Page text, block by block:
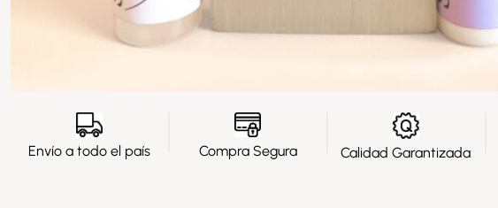
Envío a todo el país Compra Segura Calidad Garantizada